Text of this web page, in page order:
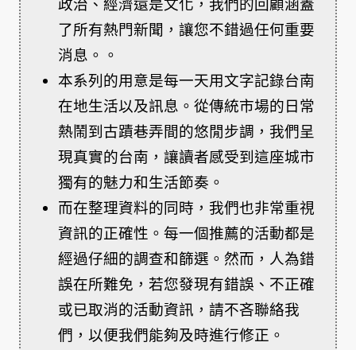
政治、經濟還是文化，我們的回顧涵蓋
了所有熱門新聞，讓您不錯過任何重要
消息。。
本系列的用意是每一天用文字記錄台南
在地生活以及訊息。從傳統市場的日常
熱鬧到古蹟巷弄間的悠閒步調，我們呈
現真實的台南，讓讀者感受到這座城市
獨有的魅力和生活節奏。
而在整理資料的同時，我們也非常重視
資訊的正確性。每一個推薦的活動都是
經過仔細的調查和篩選。然而，人為錯
誤在所難免，若您發現有錯誤、不正確
或已取消的活動資訊，請不吝聯絡我
們，以便我們能夠及時進行修正。